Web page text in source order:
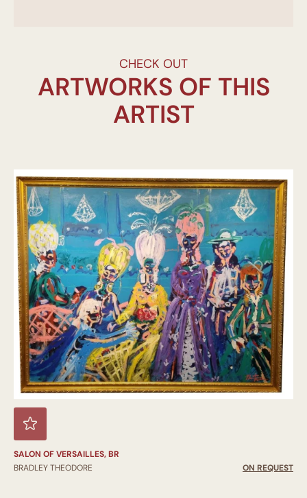
CHECK OUT
ARTWORKS OF THIS
ARTIST
SALON OF VERSAILLES, BR
BRADLEY THEODORE
ON REQUEST